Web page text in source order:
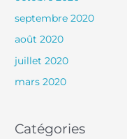
septembre 2020
août 2020
juillet 2020
mars 2020
Catégories